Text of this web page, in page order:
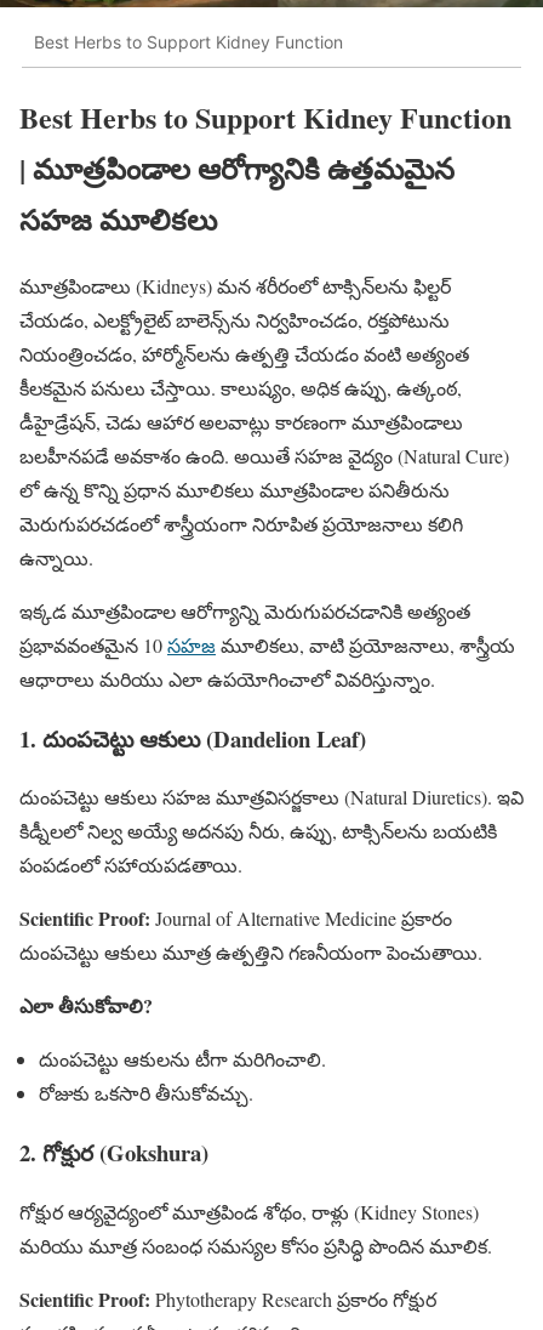
Best Herbs to Support Kidney Function
Best Herbs to Support Kidney Function
| మూత్రపిండాల ఆరోగ్యానికి ఉత్తమమైన
సహజ మూలికలు
మూత్రపిండాలు (Kidneys) మన శరీరంలో టాక్సిన్‌లను ఫిల్టర్
చేయడం, ఎలక్ట్రోలైట్ బాలెన్స్‌ను నిర్వహించడం, రక్తపోటును
నియంత్రించడం, హార్మోన్‌లను ఉత్పత్తి చేయడం వంటి అత్యంత
కీలకమైన పనులు చేస్తాయి. కాలుష్యం, అధిక ఉప్పు, ఉత్కంఠ,
డీహైడ్రేషన్, చెడు ఆహార అలవాట్లు కారణంగా మూత్రపిండాలు
బలహీనపడే అవకాశం ఉంది. అయితే సహజ వైద్యం (Natural Cure)
లో ఉన్న కొన్ని ప్రధాన మూలికలు మూత్రపిండాల పనితీరును
మెరుగుపరచడంలో శాస్త్రీయంగా నిరూపిత ప్రయోజనాలు కలిగి
ఉన్నాయి.
ఇక్కడ మూత్రపిండాల ఆరోగ్యాన్ని మెరుగుపరచడానికి అత్యంత
ప్రభావవంతమైన 10సహజమూలికలు, వాటి ప్రయోజనాలు, శాస్త్రీయ
ఆధారాలు మరియు ఎలా ఉపయోగించాలో వివరిస్తున్నాం.
1. దుంపచెట్టు ఆకులు (Dandelion Leaf)
దుంపచెట్టు ఆకులు సహజ మూత్రవిసర్జకాలు (Natural Diuretics). ఇవి
కిడ్నీలలో నిల్వ అయ్యే అదనపు నీరు, ఉప్పు, టాక్సిన్‌లను బయటికి
పంపడంలో సహాయపడతాయి.
Scientific Proof: Journal of Alternative Medicine ప్రకారం
దుంపచెట్టు ఆకులు మూత్ర ఉత్పత్తిని గణనీయంగా పెంచుతాయి.
ఎలా తీసుకోవాలి?
దుంపచెట్టు ఆకులను టీగా మరిగించాలి.
రోజుకు ఒకసారి తీసుకోవచ్చు.
2. గోక్షుర (Gokshura)
గోక్షుర ఆర్యవైద్యంలో మూత్రపిండ శోథం, రాళ్లు (Kidney Stones)
మరియు మూత్ర సంబంధ సమస్యల కోసం ప్రసిద్ధి పొందిన మూలిక.
Scientific Proof: Phytotherapy Research ప్రకారం గోక్షుర